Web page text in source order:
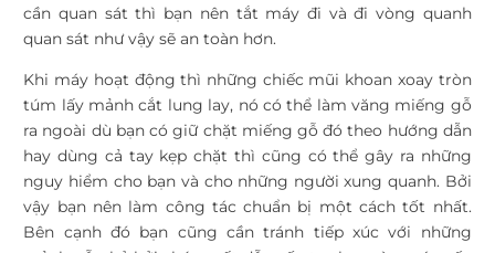
cần quan sát thì bạn nên tắt máy đi và đi vòng quanh
quan sát như vậy sẽ an toàn hơn.
Khi máy hoạt động thì những chiếc mũi khoan xoay tròn
túm lấy mảnh cắt lung lay, nó có thể làm văng miếng gỗ
ra ngoài dù bạn có giữ chặt miếng gỗ đó theo hướng dẫn
hay dùng cả tay kẹp chặt thì cũng có thể gây ra những
nguy hiểm cho bạn và cho những người xung quanh. Bởi
vậy bạn nên làm công tác chuẩn bị một cách tốt nhất.
Bên cạnh đó bạn cũng cần tránh tiếp xúc với những